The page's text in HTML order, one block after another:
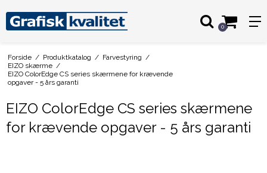
0
Forside / Produktkatalog / Farvestyring /
EIZO skærme /
EIZO ColorEdge CS series skærmene for krævende
opgaver - 5 års garanti
EIZO ColorEdge CS series skærmene
for krævende opgaver - 5 års garanti